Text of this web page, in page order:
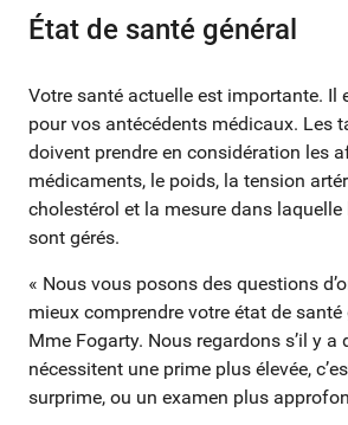
État de santé général
Votre santé actuelle est importante. Il
pour vos antécédents médicaux. Les
doivent prendre en considération les
médicaments, le poids, la tension
cholestérol et la mesure dans laquelle
sont gérés.
« Nous vous posons des questions
mieux comprendre votre état de
Mme Fogarty. Nous regardons s’il y a
nécessitent une prime plus élevée,
surprime, ou un examen plus